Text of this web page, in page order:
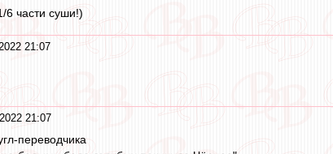
6 части суши!)
21:07
21:07
переводчика